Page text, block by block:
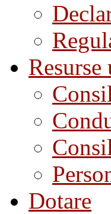
Resurse
Dotare